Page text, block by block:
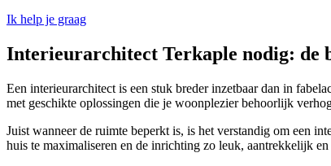
Ik help je graag
Interieurarchitect Terkaple nodig: de
Een interieurarchitect is een stuk breder inzetbaar dan in
met geschikte oplossingen die je woonplezier behoorlijk
Juist wanneer de ruimte beperkt is, is het verstandig om een
huis te maximaliseren en de inrichting zo leuk, aantrekkelijk